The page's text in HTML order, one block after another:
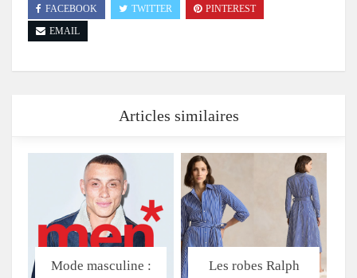
FACEBOOK TWITTER
PINTEREST
EMAIL
Articles similaires
Mode masculine :
Les robes Ralph